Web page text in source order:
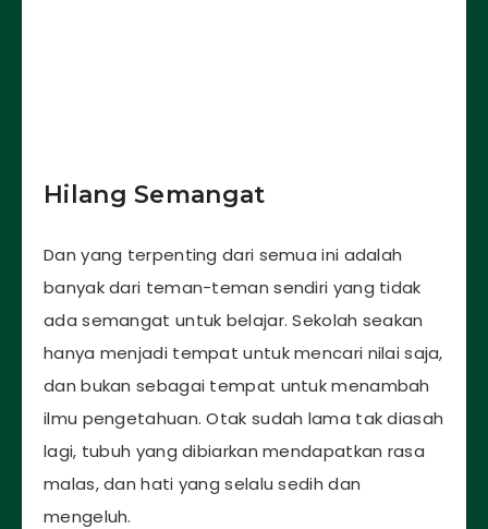
Hilang Semangat
Dan yang terpenting dari semua ini adalah
banyak dari teman-teman sendiri yang tidak
ada semangat untuk belajar. Sekolah seakan
hanya menjadi tempat untuk mencari nilai saja,
dan bukan sebagai tempat untuk menambah
ilmu pengetahuan. Otak sudah lama tak diasah
lagi, tubuh yang dibiarkan mendapatkan rasa
malas, dan hati yang selalu sedih dan
mengeluh.